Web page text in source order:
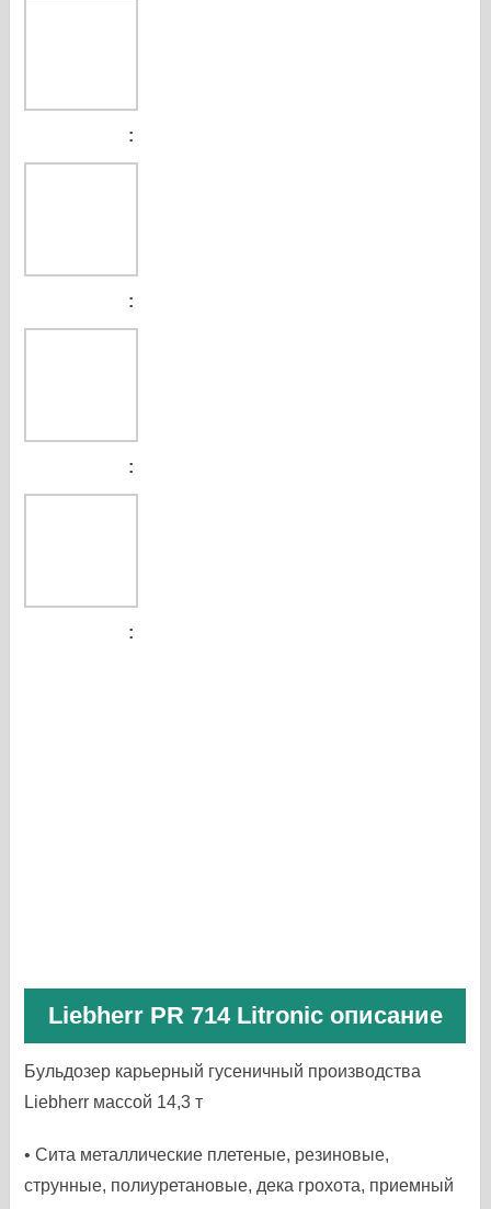
Liebherr PR 714 Litronic описание
Бульдозер карьерный гусеничный производства
Liebherr массой 14,3 т
• Сита металлические плетеные, резиновые,
струнные, полиуретановые, дека грохота, приемный